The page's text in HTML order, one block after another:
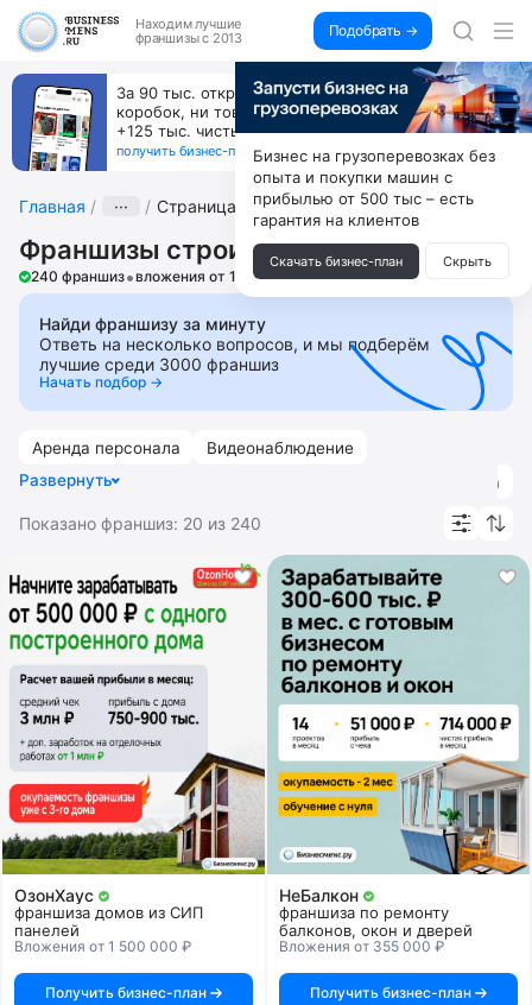
Находим лучшие
франшизы с 2013
Подобрать →
За 90 тыс. открой магазин на Авито, дома ни
коробок, ни товара, ни склада, зато каждый месяц
+125 тыс. чистыми
получить бизнес-план ↓
Главная ··· Страница 2
Франшизы строительства
240 франшиз•вложения от 18 000 ₽
Найди франшизу за минуту
Ответь на несколько вопросов, и мы подберём
лучшие среди 3000 франшиз
Начать подбор →
Аренда персонала
Видеонаблюдение
Дизайн интерьеров
Магазины крепежа
Развернуть
Показано франшиз: 20 из 240
ОзонХаус
франшиза домов из СИП
панелей
Вложения от 1 500 000 ₽
Получить бизнес-план
НеБалкон
франшиза по ремонту
балконов, окон и дверей
Вложения от 355 000 ₽
Получить бизнес-план
Бизнес на грузоперевозках без
опыта и покупки машин с
прибылью от 500 тыс – есть
гарантия на клиентов
Скачать бизнес-план Скрыть